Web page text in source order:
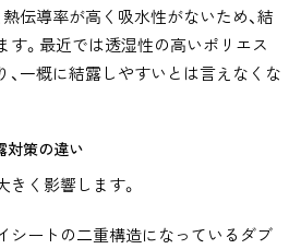
伝導率が高く吸水性がないため、結
。 最近では透湿性の高いポリエス
、一概に結露しやすいとは言えなくな
対策の違い
く影響します。
シートの二重構造になっているダブ